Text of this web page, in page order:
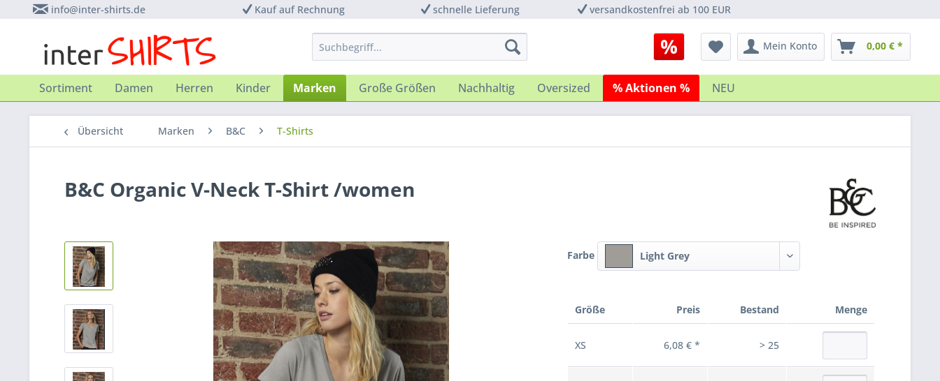
info@inter-shirts.de Kauf auf Rechnung schnelle Lieferung versandkostenfrei ab 100 EUR
Mein Konto 0,00 € *
Sortiment Damen Herren Kinder Marken Große Größen Nachhaltig Oversized % Aktionen % NEU
Übersicht Marken B&C T-Shirts
B&C Organic V-Neck T-Shirt /women
Farbe Light Grey
Größe Preis Bestand Menge
XS 6,08 € * > 25